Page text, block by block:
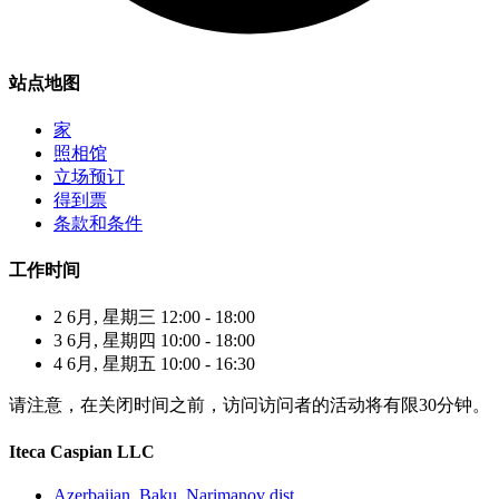
站点地图
家
照相馆
立场预订
得到票
条款和条件
工作时间
2 6月, 星期三 12:00 - 18:00
3 6月, 星期四 10:00 - 18:00
4 6月, 星期五 10:00 - 16:30
请注意，在关闭时间之前，访问访问者的活动将有限30分钟。
Iteca Caspian LLC
Azerbaijan, Baku, Narimanov dist.,